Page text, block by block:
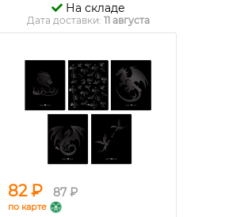
На складе
Дата доставки: 11 августа
82 ₽ 87 ₽
по карте